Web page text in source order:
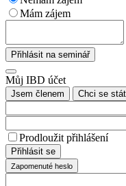
Mám zájem
Přihlásit na seminář
Můj IBD účet
Jsem členem Chci se
Prodloužit přihlášení
Přihlásit se
Zapomenuté heslo